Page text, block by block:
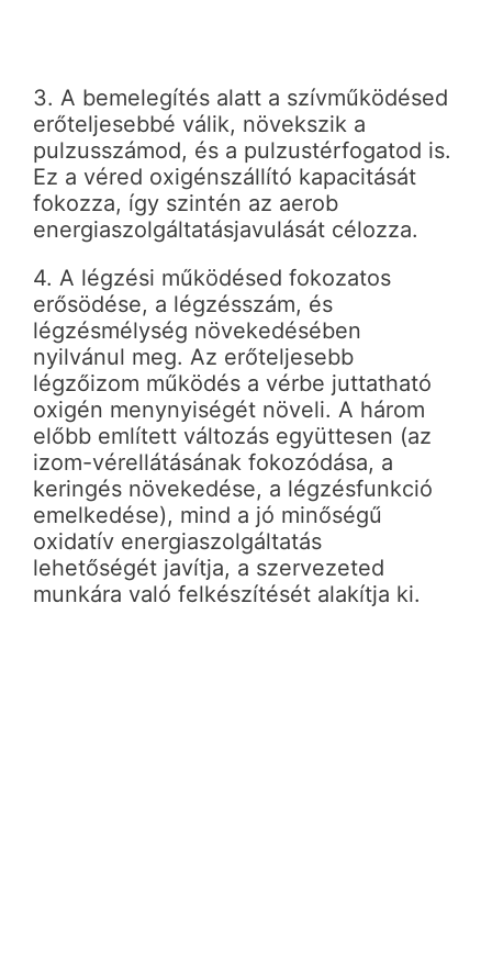
3. A bemelegítés alatt a szívműködésed
erőteljesebbé válik, növekszik a
pulzusszámod, és a pulzustérfogatod is.
Ez a véred oxigénszállító kapacitását
fokozza, így szintén az aerob
energiaszolgáltatásjavulását célozza.
4. A légzési működésed fokozatos
erősödése, a légzésszám, és
légzésmélység növekedésében
nyilvánul meg. Az erőteljesebb
légzőizom működés a vérbe juttatható
oxigén menynyiségét növeli. A három
előbb említett változás együttesen (az
izom-vérellátásának fokozódása, a
keringés növekedése, a légzésfunkció
emelkedése), mind a jó minőségű
oxidatív energiaszolgáltatás
lehetőségét javítja, a szervezeted
munkára való felkészítését alakítja ki.